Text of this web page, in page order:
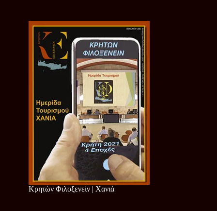
Κρητών Φιλοξενείν | Χανιά